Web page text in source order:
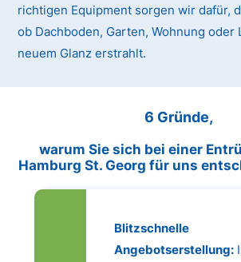
richtigen Equipment sorgen wir dafür,
ob Dachboden, Garten, Wohnung oder
neuem Glanz erstrahlt.
6 Gründe,
warum Sie sich bei einer
Hamburg St. Georg für uns
Blitzschnelle
Angebotserstellung: